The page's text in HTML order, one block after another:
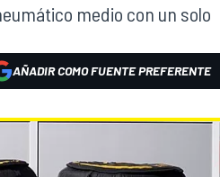
medio con un solo
AÑADIR COMO FUENTE PREFERENTE